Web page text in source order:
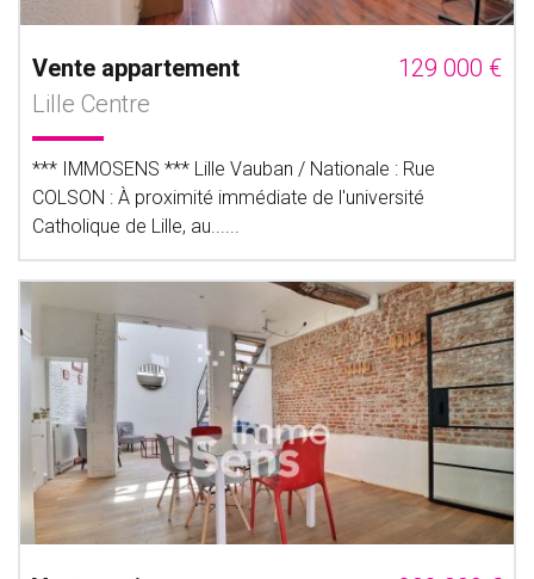
Vente appartement
129 000 €
Lille Centre
*** IMMOSENS *** Lille Vauban / Nationale : Rue
COLSON : À proximité immédiate de l'université
Catholique de Lille, au......